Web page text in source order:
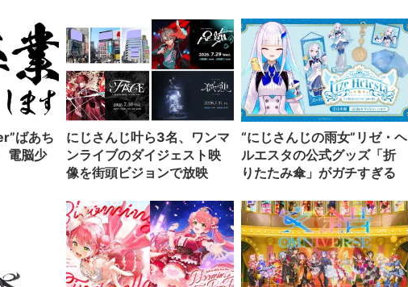
ばあち
電脳少
にじさんじ叶ら3名、ワンマ
ンライブのダイジェスト映
像を街頭ビジョンで放映
“にじさんじの雨女”リゼ・ヘ
ルエスタの公式グッズ「折
りたたみ傘」がガチすぎる